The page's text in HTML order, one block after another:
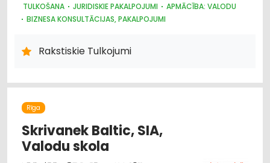
TULKOŠANA JURIDISKIE PAKALPOJUMI
APMĀCĪBA: VALODU
BIZNESA KONSULTĀCIJAS, PAKALPOJUMI
Rakstiskie Tulkojumi
Rīga
Skrivanek Baltic, SIA,
Valodu skola